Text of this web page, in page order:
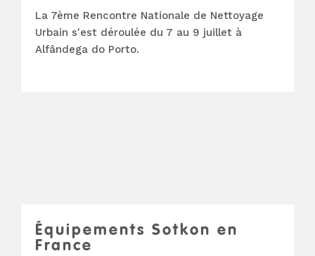
La 7ème Rencontre Nationale de Nettoyage
Urbain s'est déroulée du 7 au 9 juillet à
Alfândega do Porto.
Équipements Sotkon en
France